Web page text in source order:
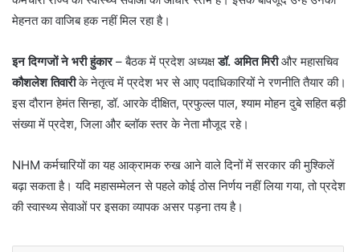
मेहनत का वाजिब हक नहीं मिल रहा है।
इन दिग्गजों ने भरी हुंकार– बैठक में प्रदेश अध्यक्षडॉ. अमित मिरीऔर महासचिव
कौशलेश तिवारीके नेतृत्व में प्रदेश भर से आए पदाधिकारियों ने रणनीति तैयार की।
इस दौरान हेमंत सिन्हा, डॉ. आरके दीक्षित, प्रफुल्ल पाल, श्याम मोहन दुबे सहित बड़ी
संख्या में प्रदेश, जिला और ब्लॉक स्तर के नेता मौजूद रहे।
NHM कर्मचारियों का यह आक्रामक रुख आने वाले दिनों में सरकार की मुश्किलें
बढ़ा सकता है। यदि महासम्मेलन से पहले कोई ठोस निर्णय नहीं लिया गया, तो प्रदेश
की स्वास्थ्य सेवाओं पर इसका व्यापक असर पड़ना तय है।